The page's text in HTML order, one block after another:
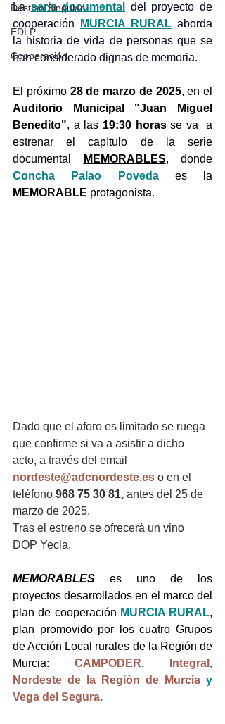
Destino Singular
EDLP
Cooperación
La serie documental
del proyecto de
cooperación
MURCIA RURAL aborda
la historia de vida de personas que se
han considerado dignas de memoria.
El próximo 28 de marzo de 2025
Auditorio Municipal "Juan Miguel
Benedito", a las 19:30 horas se va  a
estrenar el capítulo de la serie
documental
MEMORABLES
Concha Palao Poveda
MEMORABLE protagonista.
Dado que el aforo es limitado se ruega
que confirme si va a asistir a dicho
acto, a través del email
nordeste@adcnordeste.es o en el
teléfono 968 75 30 81, antes del 25 de
marzo de 2025.
Tras el estreno se ofrecerá un vino
DOP Yecla.
MEMORABLES es uno de los
proyectos desarrollados en el marco del
plan de cooperación MURCIA RURAL,
plan promovido por los cuatro Grupos
de Acción Local rurales de la Región de
Murcia: CAMPODER, Integral
Nordeste de la Región de Murcia
Vega del Segura.